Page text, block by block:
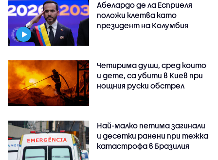
Абелардо де ла Есприеля
положи клетва като
президент на Колумбия
Четирима души, сред които
и дете, са убити в Киев при
нощния руски обстрел
Най-малко петима загинали
и десетки ранени при тежка
катастрофа в Бразилия